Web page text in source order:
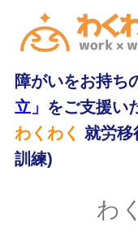
障がいをお持ち
立」 をご支援い
わくわく 就労移
訓練)
わ